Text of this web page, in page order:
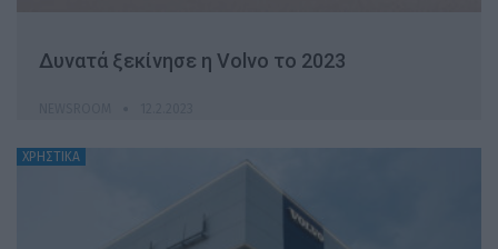
Δυνατά ξεκίνησε η Volvo το 2023
ΧΡΗΣΤΙΚΑ